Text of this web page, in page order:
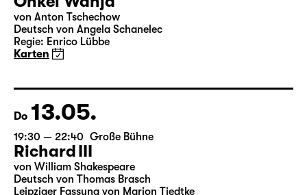
Mi 12.05.
19:30 Große Bühne
Onkel Wanja
Regie: Enrico Lübbe
Karten
Do 13.05.
19:30 — 22:40 Große Bühne